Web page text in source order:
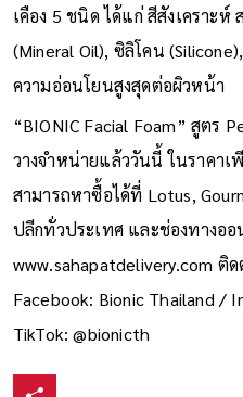
เคือง 5 ชนิด ได้แก่ สีสังเคราะ
(Mineral Oil), ซิลิโคน
ความอ่อนโยนสูงสุดต่อผิวหน้า
“BIONIC Facial Foam” สูตร
วางจำหน่ายแล้ววันนี้ ในราคา
สามารถหาซื้อได้ที่ Lotus,
ปลีกทั่วประเทศ และช่องทางอ
www.sahapatdelivery.com ติ
Facebook: Bionic Thailand /
TikTok: @bionicth